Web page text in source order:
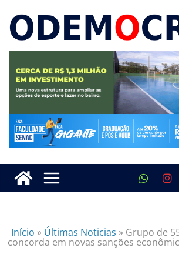
Início » Últimas Noticias » Grupo de
concorda em novas sanções